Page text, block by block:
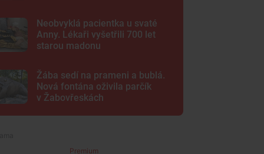
Neobvyklá pacientka u svaté
Anny. Lékaři vyšetřili 700 let
starou madonu
Žába sedí na prameni a bublá.
Nová fontána oživila parčík
v Žabovřeskách
Premium